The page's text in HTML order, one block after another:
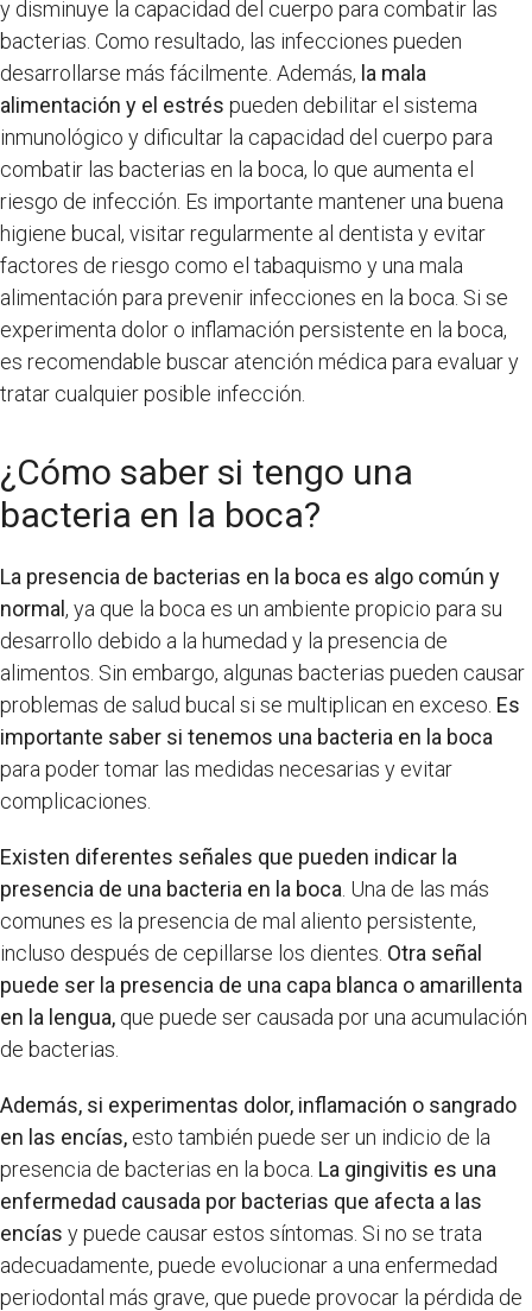
y disminuye la capacidad del cuerpo para combatir las
bacterias. Como resultado, las infecciones pueden
desarrollarse más fácilmente. Además, la mala
alimentación y el estrés pueden debilitar el sistema
inmunológico y dificultar la capacidad del cuerpo para
combatir las bacterias en la boca, lo que aumenta el
riesgo de infección. Es importante mantener una buena
higiene bucal, visitar regularmente al dentista y evitar
factores de riesgo como el tabaquismo y una mala
alimentación para prevenir infecciones en la boca. Si se
experimenta dolor o inflamación persistente en la boca,
es recomendable buscar atención médica para evaluar y
tratar cualquier posible infección.
¿Cómo saber si tengo una
bacteria en la boca?
La presencia de bacterias en la boca es algo común y
normal , ya que la boca es un ambiente propicio para su
desarrollo debido a la humedad y la presencia de
alimentos. Sin embargo, algunas bacterias pueden causar
problemas de salud bucal si se multiplican en exceso. Es
importante saber si tenemos una bacteria en la boca
para poder tomar las medidas necesarias y evitar
complicaciones.
Existen diferentes señales que pueden indicar la
presencia de una bacteria en la boca . Una de las más
comunes es la presencia de mal aliento persistente,
incluso después de cepillarse los dientes. Otra señal
puede ser la presencia de una capa blanca o amarillenta
en la lengua, que puede ser causada por una acumulación
de bacterias.
Además, si experimentas dolor, inflamación o sangrado
en las encías, esto también puede ser un indicio de la
presencia de bacterias en la boca. La gingivitis es una
enfermedad causada por bacterias que afecta a las
encías y puede causar estos síntomas. Si no se trata
adecuadamente, puede evolucionar a una enfermedad
periodontal más grave, que puede provocar la pérdida de